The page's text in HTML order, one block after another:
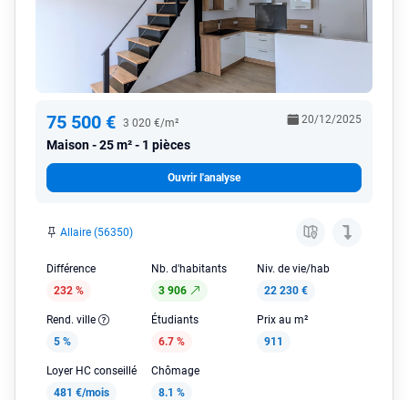
75 500 € 3 020 €/m²
Maison 25 m² - 1 pièces
20/12/2025
Ouvrir l'analyse
Allaire (56350)
Différence
232 %
Nb. d'habitants
3 906
Niv. de vie/hab
22 230 €
Rend. ville
5 %
Étudiants
6.7 %
Prix au m²
911
Loyer HC conseillé
481 €/mois
Chômage
8.1 %